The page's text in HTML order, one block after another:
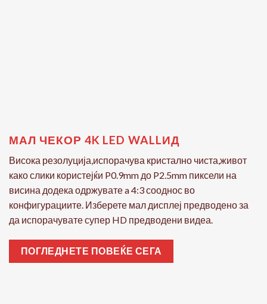
МАЛ ЧЕКОР 4K LED WALLИД
Висока резолуција,испорачува кристално чиста,живот
како слики користејќи P0.9mm до P2.5mm пиксели на
висина додека одржувате a 4:3 сооднос во
конфигурациите. Изберете мал дисплеј предводено за
да испорачувате супер HD предводени видеа.
ПОГЛЕДНЕТЕ ПОВЕЌЕ СЕГА